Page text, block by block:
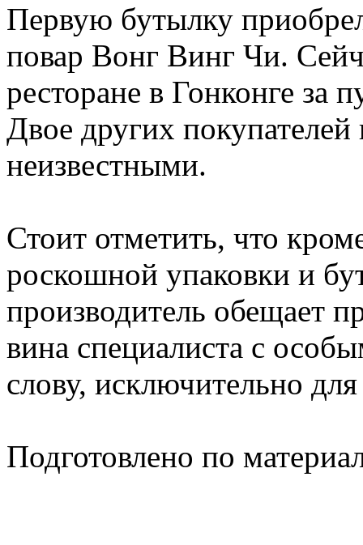
Первую бутылку
повар Вонг Винг Чи.
ресторане в Гонконге за
Двое других покупателей
неизвестными.
Стоит отметить, что
роскошной упаковки и
производитель обещает
вина специалиста с
слову, исключительно
Подготовлено по